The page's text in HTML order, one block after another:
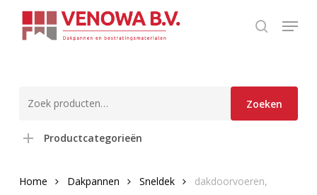
search
Menu
Zoeken
Productcategorieën
Home Dakpannen Sneldek
dakdoorvoeren,